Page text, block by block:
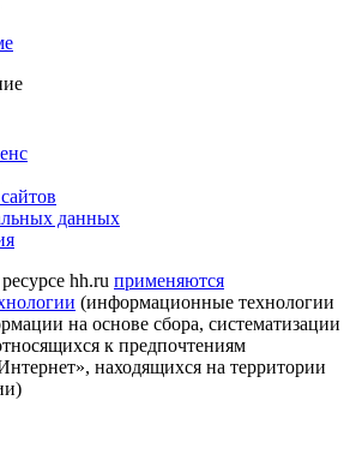
данных
hh.ru применяются
(информационные технологии
на основе сбора, систематизации
к предпочтениям
находящихся на территории